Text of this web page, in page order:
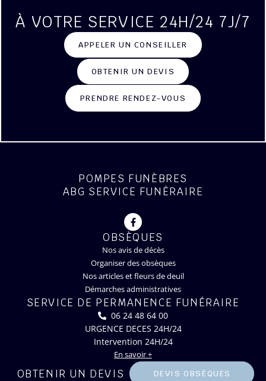
À VOTRE SERVICE 24H/24 7J/7
APPELER UN CONSEILLER
OBTENIR UN DEVIS
PRENDRE RENDEZ-VOUS
POMPES FUNÈBRES
ABG SERVICE FUNÉRAIRE
OBSÈQUES
Nos avis de décès
Organiser des obsèques
Nos articles et fleurs de deuil
Démarches administratives
SERVICE DE PERMANENCE FUNÉRAIRE
06 24 48 64 00
URGENCE DECES 24H/24
Intervention 24H/24
En savoir +
OBTENIR UN DEVIS DEVIS OBSÈQUES